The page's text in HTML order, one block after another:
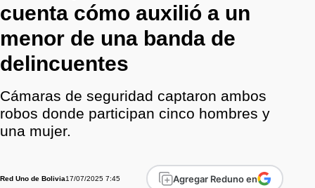
cuenta cómo auxilió a un
menor de una banda de
delincuentes
Cámaras de seguridad captaron ambos
robos donde participan cinco hombres y
una mujer.
Red Uno de Bolivia17/07/2025 7:45 Agregar Reduno en